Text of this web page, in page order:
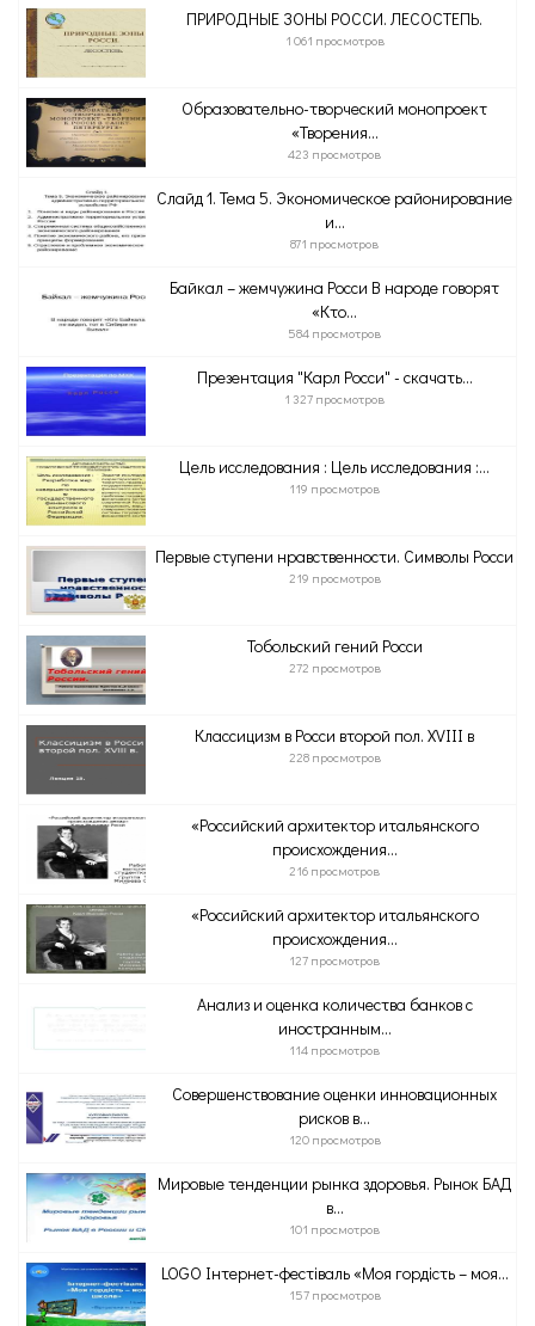
ПРИРОДНЫЕ ЗОНЫ РОССИ. ЛЕСОСТЕПЬ.
1 061 просмотров
Образовательно-творческий монопроект
«Творения...
423 просмотров
Слайд 1. Тема 5. Экономическое районирование
и...
871 просмотров
Байкал – жемчужина Росси В народе говорят
«Кто...
584 просмотров
Презентация "Карл Росси" - скачать...
1 327 просмотров
Цель исследования : Цель исследования :...
119 просмотров
Первые ступени нравственности. Символы Росси
219 просмотров
Тобольский гений Росси
272 просмотров
Классицизм в Росси второй пол. XVІІІ в
228 просмотров
«Российский архитектор итальянского
происхождения...
216 просмотров
«Российский архитектор итальянского
происхождения...
127 просмотров
Анализ и оценка количества банков с
иностранным...
114 просмотров
Совершенствование оценки инновационных
рисков в...
120 просмотров
Мировые тенденции рынка здоровья. Рынок БАД
в...
101 просмотров
LOGO Інтернет-фестіваль «Моя гордість – моя...
157 просмотров